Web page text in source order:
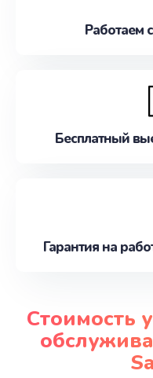
Работаем
Бесплатный
Гарантия на
Стоимость